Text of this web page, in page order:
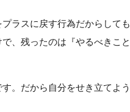
ラスに戻す行為だからしても
、残ったのは『やるべきこと
。だから自分をせき立てよう